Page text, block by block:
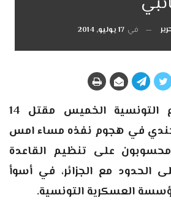
في 17 يوليو, 2014
أعلنت وزارة الدفاع التونسية الخميس مقتل 14
جندي في هجوم نفذه مساء امس
على تنظيم القاعدة
الحدود مع الجزائر، في أسوأ
العسكرية التونسية.